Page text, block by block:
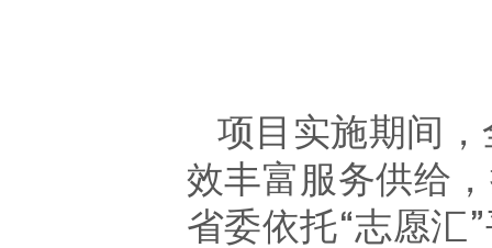
项目实施期间
效丰富服务供给 ，
省委依托“志愿汇